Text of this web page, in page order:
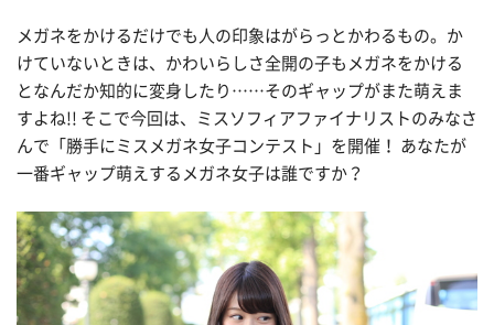
メガネをかけるだけでも人の印象はがらっとかわるもの。か
けていないときは、かわいらしさ全開の子もメガネをかける
となんだか知的に変身したり……そのギャップがまた萌えま
すよね!! そこで今回は、ミスソフィアファイナリストのみなさ
んで「勝手にミスメガネ女子コンテスト」を開催！ あなたが
一番ギャップ萌えするメガネ女子は誰ですか？